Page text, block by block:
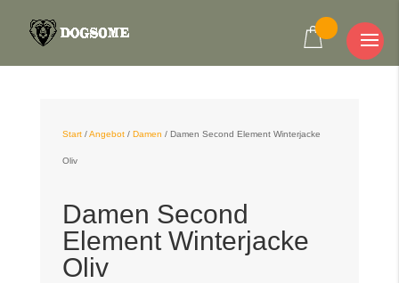
Start/Angebot/ Damen / Damen Second Element Winterjacke
Oliv
Damen Second
Element Winterjacke
Oliv